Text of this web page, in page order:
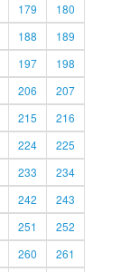
179
180
188
189
197
198
206
207
215
216
224
225
233
234
242
243
251
252
260
261